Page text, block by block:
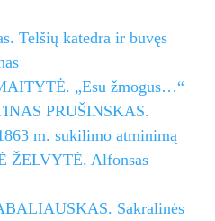
Telšių katedra ir buvęs
„Esu žmogus…“
PRUŠINSKAS.
m. sukilimo atminimą
ŽELVYTĖ. Alfonsas
Sakralinės